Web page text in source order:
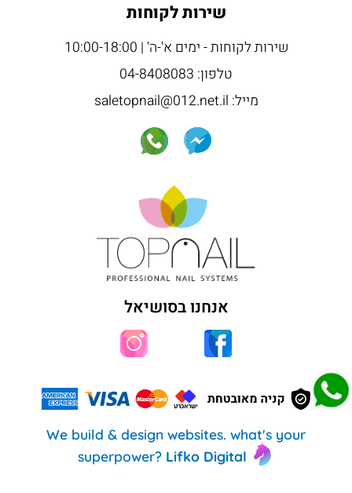
שירות לקוחות
שירות לקוחות - ימים א'-ה' | 10:00-18:00
טלפון: 04-8408083
מייל: saletopnail@012.net.il
אנחנו בסושיאל
We build & design websites. what's your
superpower? Lifko Digital